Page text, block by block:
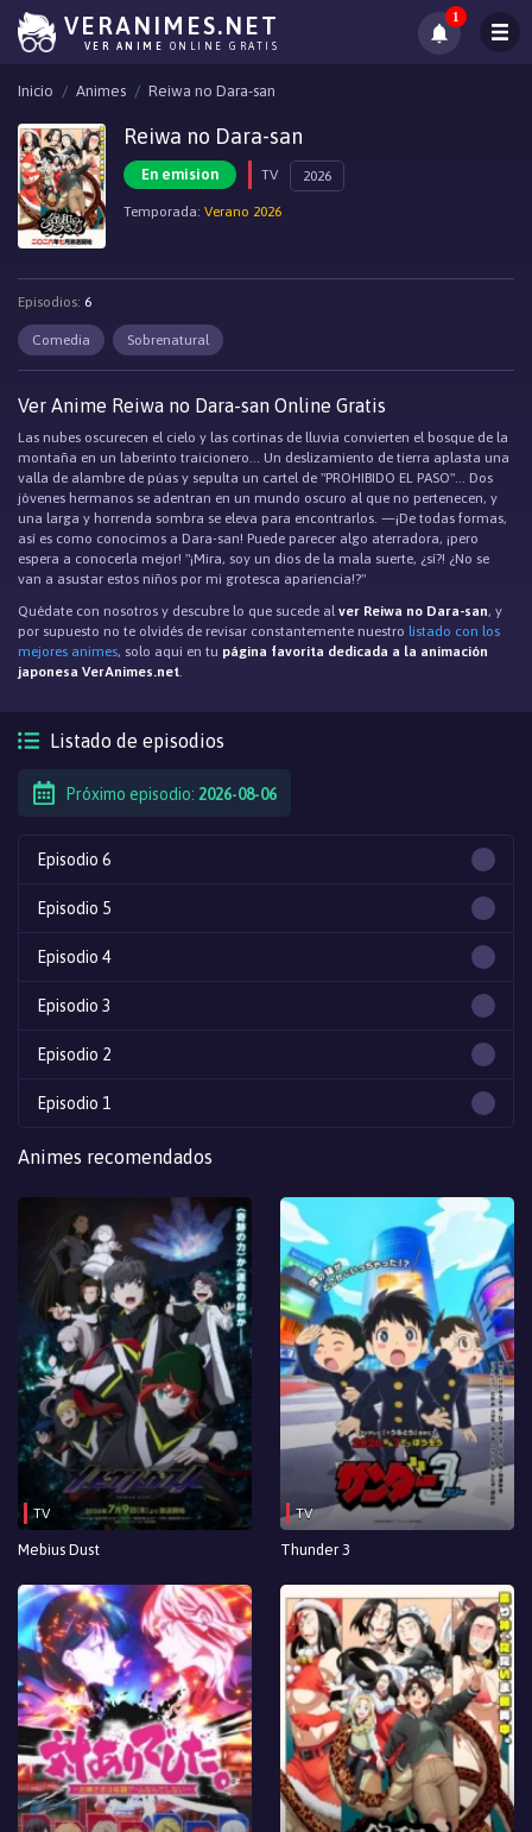
VERANIMES.NET
VER ANIME ONLINE GRATIS
1
Inicio Animes Reiwa no Dara-san
Reiwa no Dara-san
En emision TV 2026
Temporada: Verano 2026
Episodios: 6
Comedia Sobrenatural
Ver Anime Reiwa no Dara-san Online Gratis
Las nubes oscurecen el cielo y las cortinas de lluvia convierten el bosque de la
montaña en un laberinto traicionero... Un deslizamiento de tierra aplasta una
valla de alambre de púas y sepulta un cartel de "PROHIBIDO EL PASO"... Dos
jóvenes hermanos se adentran en un mundo oscuro al que no pertenecen, y
una larga y horrenda sombra se eleva para encontrarlos. —¡De todas formas,
así es como conocimos a Dara-san! Puede parecer algo aterradora, ¡pero
espera a conocerla mejor! "¡Mira, soy un dios de la mala suerte, ¿sí?! ¿No se
van a asustar estos niños por mi grotesca apariencia!?"
Quédate con nosotros y descubre lo que sucede alver Reiwa no Dara-san, y
por supuesto no te olvidés de revisar constantemente nuestro listado con los
mejores animes, solo aqui en tu página favorita dedicada a la animación
japonesa VerAnimes.net.
Listado de episodios
Próximo episodio: 2026-08-06
Episodio 6
Episodio 5
Episodio 4
Episodio 3
Episodio 2
Episodio 1
Animes recomendados
TV
Mebius Dust
TV
Thunder 3